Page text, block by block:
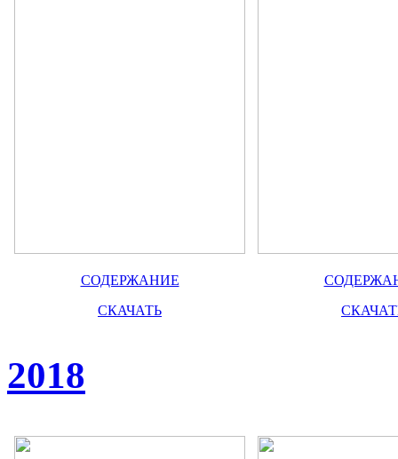
СОДЕРЖАНИЕ
СКАЧАТЬ
2018